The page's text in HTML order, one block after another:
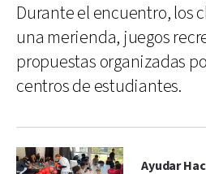
Durante el encuentro, los
una merienda, juegos
propuestas organizadas
centros de estudiantes.
Ayudar